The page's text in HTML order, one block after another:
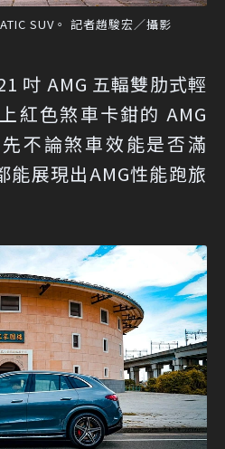
SUV。 記者趙駿宏／攝影
吋 AMG 五輻雙肋式輕
紅色煞車卡鉗的 AMG
不論煞車效能是否滿
能展現出AMG性能跑旅